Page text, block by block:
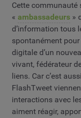
Cette communauté
« ambassadeurs »
d’information tous
spontanément
digitale d’un
vivant, fédérateur
liens. Car c’est
FlashTweet
interactions avec
aiment réagir,